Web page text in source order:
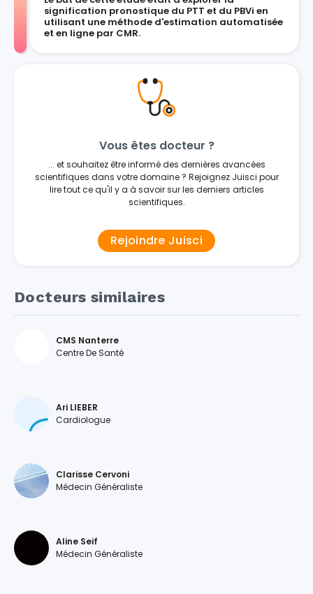
signification pronostique du PTT et du PBVi en
utilisant une méthode d'estimation automatisée
et en ligne par CMR.
Vous êtes docteur ?
... et souhaitez être informé des dernières avancées
scientifiques dans votre domaine ? Rejoignez Juisci pour
lire tout ce qu'il y a à savoir sur les derniers articles
scientifiques.
Rejoindre Juisci
Docteurs similaires
CMS Nanterre
Centre De Santé
Ari LIEBER
Cardiologue
Clarisse Cervoni
Médecin Généraliste
Aline Seif
Médecin Généraliste